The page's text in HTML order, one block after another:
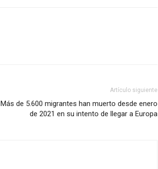
Artículo siguiente
Más de 5.600 migrantes han muerto desde enero
de 2021 en su intento de llegar a Europa